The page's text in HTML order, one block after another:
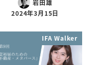
岩田雄
2024年3月15日
IFA Walker